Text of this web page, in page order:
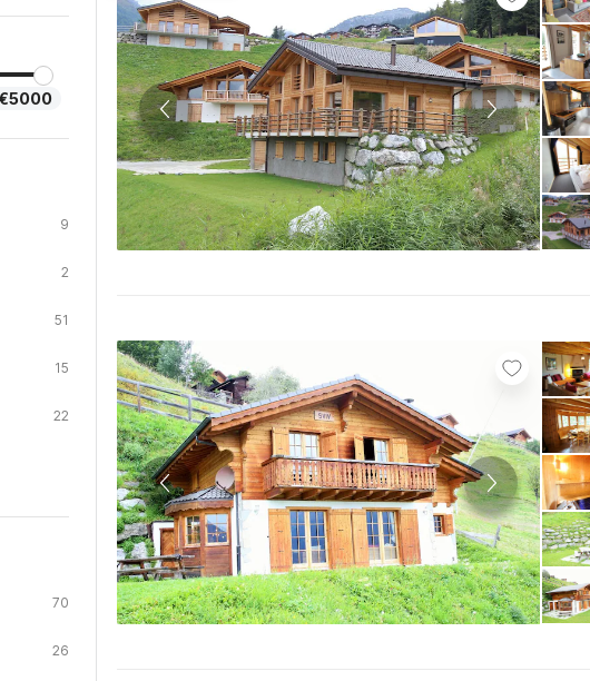
9
2
51
15
22
70
26